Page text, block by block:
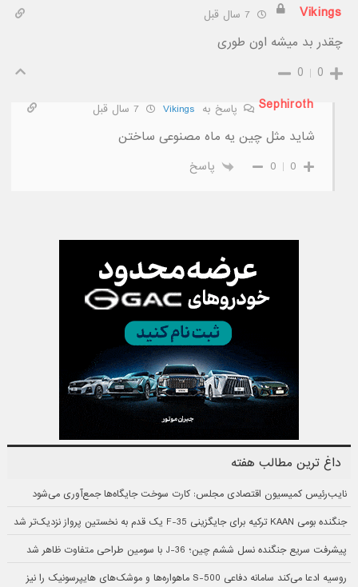
Vikings 7 سال قبل
چقدر بد میشه اون طوری
0
0
Sephiroth
پاسخ بهVikings 7 سال قبل
شاید مثل چین یه ماه مصنوعی ساختن
0
0 پاسخ
داغ ترین مطالب هفته
نایب‌رئیس کمیسیون اقتصادی مجلس: کارت سوخت جایگاه‌ها جمع‌آوری می‌شود
جنگنده بومی KAAN ترکیه برای جایگزینی F-35 یک قدم به نخستین پرواز نزدیک‌تر شد
پیشرفت سریع جنگنده نسل ششم چین؛ J-36 با سومین طراحی متفاوت ظاهر شد
روسیه ادعا می‌کند سامانه دفاعی S-500 ماهواره‌ها و موشک‌های هایپرسونیک را نیز